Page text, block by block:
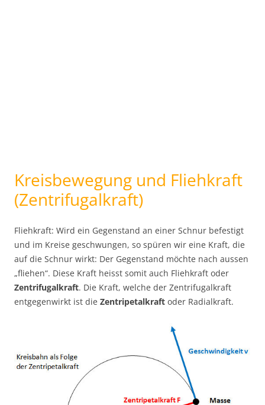
Kreisbewegung und Fliehkraft
(Zentrifugalkraft)
Fliehkraft: Wird ein Gegenstand an einer Schnur befestigt
und im Kreise geschwungen, so spüren wir eine Kraft, die
auf die Schnur wirkt: Der Gegenstand möchte nach aussen
„fliehen“. Diese Kraft heisst somit auch Fliehkraft oder
Zentrifugalkraft. Die Kraft, welche der Zentrifugalkraft
entgegenwirkt ist die Zentripetalkraft oder Radialkraft.